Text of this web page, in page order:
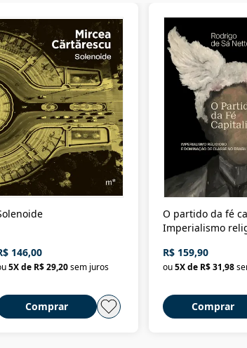
146,00
5X de R$ 29,20sem juros
Comprar
O partido da fé
Imperialismo
Brasil
R$ 159,90
ou5X de R$ 31,98
Comprar